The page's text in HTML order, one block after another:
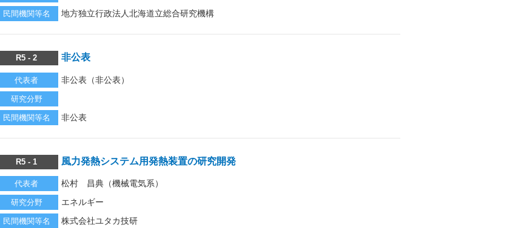
民間機関等名 地方独立行政法人北海道立総合研究機構
R5 - 2 非公表
代表者 非公表（非公表）
研究分野
民間機関等名 非公表
R5 - 1 風力発熱システム用発熱装置の研究開発
代表者 松村 昌典（機械電気系）
研究分野 エネルギー
民間機関等名 株式会社ユタカ技研